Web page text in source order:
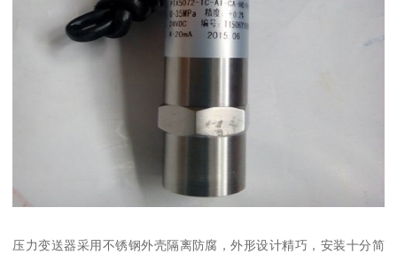
压力变送器采用不锈钢外壳隔离防腐，外形设计精巧，安装十分简